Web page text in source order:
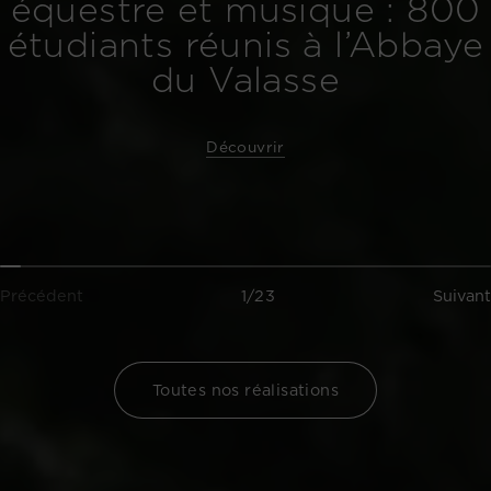
étudiants réunis à l’Abbaye
du Valasse
Découvrir
Précédent 1/23 Suivant
Toutes nos réalisations